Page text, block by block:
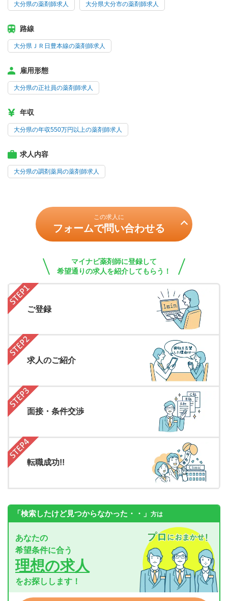
大分県の薬剤師求人 大分県大分市の薬剤師求人
路線
大分県ＪＲ日豊本線の薬剤師求人
雇用形態
大分県の正社員の薬剤師求人
年収
大分県の年収550万円以上の薬剤師求人
求人内容
大分県の調剤薬局の薬剤師求人
この求人に
フォームで問い合わせる
マイナビ薬剤師に登録して
希望通りの求人を紹介してもらう！
ご登録
求人のご紹介
面接・条件交渉
転職成功!!
「検索したけど見つからなかった・・」 方は
あなたの
希望条件に合う
理想の求人
をお探しします！